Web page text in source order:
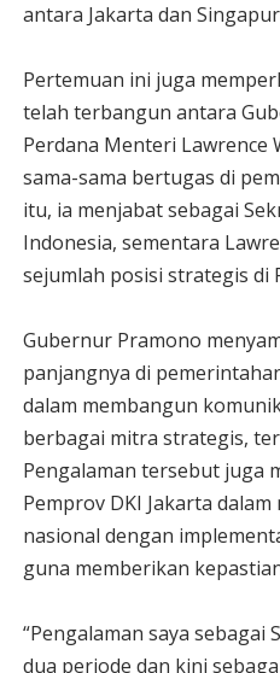
antara Jakarta dan
Pertemuan ini juga
telah terbangun antara
Perdana Menteri Lawrence
sama-sama bertugas di
itu, ia menjabat sebagai
Indonesia, sementara
sejumlah posisi strategis di
Gubernur Pramono
panjangnya di
dalam membangun
berbagai mitra strategis,
Pengalaman tersebut juga
Pemprov DKI Jakarta
nasional dengan
guna memberikan
“Pengalaman saya sebagai
dua periode dan kini